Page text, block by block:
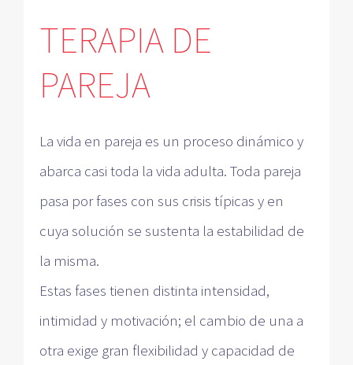
TERAPIA DE
PAREJA
La vida en pareja es un proceso dinámico y
abarca casi toda la vida adulta. Toda pareja
pasa por fases con sus crisis típicas y en
cuya solución se sustenta la estabilidad de
la misma.
Estas fases tienen distinta intensidad,
intimidad y motivación; el cambio de una a
otra exige gran flexibilidad y capacidad de